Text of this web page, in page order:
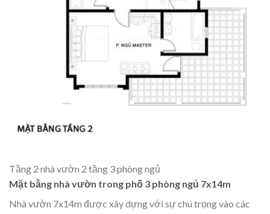
Tầng 2 nhà vườn 2 tầng 3 phòng ngủ
Mặt bằng nhà vườn trong phố 3 phòng ngủ 7x14m
Nhà vườn 7x14m được xây dựng với sự chú trọng vào các